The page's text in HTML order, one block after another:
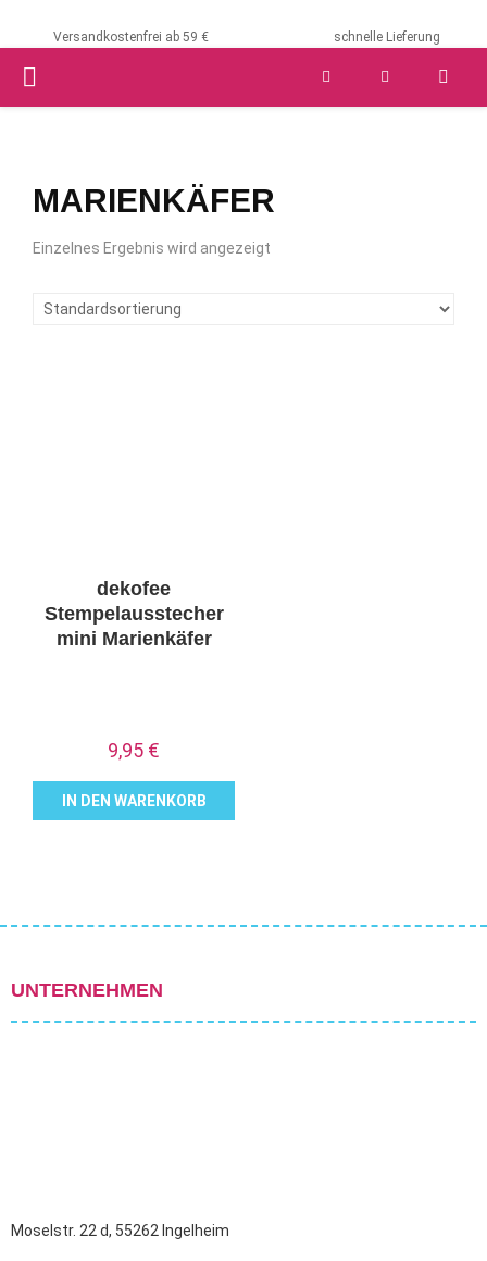
Versandkostenfrei ab 59 € schnelle Lieferung
PRIMARY
MARIENKÄFER
Einzelnes Ergebnis wird angezeigt
dekofee
Stempelausstecher
mini Marienkäfer
9,95 €
IN DEN WARENKORB
UNTERNEHMEN
Moselstr. 22 d, 55262 Ingelheim